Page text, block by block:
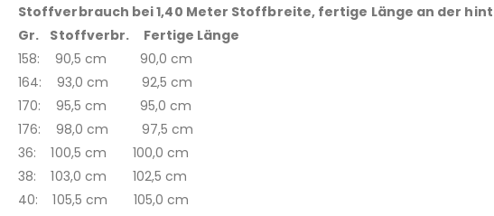
Stoffverbrauch bei 1,40 Meter Stoffbreite, fertige Länge an der
Gr. Stoffverbr. Fertige Länge
158: 90,5 cm 90,0 cm
164: 93,0 cm 92,5 cm
170: 95,5 cm 95,0 cm
176: 98,0 cm 97,5 cm
36: 100,5 cm 100,0 cm
38: 103,0 cm 102,5 cm
40: 105,5 cm 105,0 cm